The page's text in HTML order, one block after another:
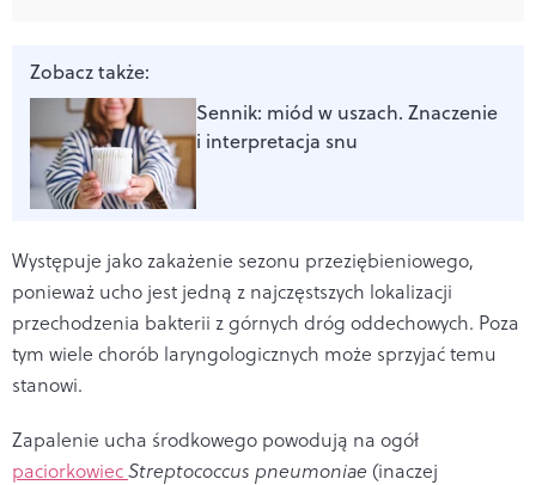
Zobacz także:
Sennik: miód w uszach. Znaczenie
i interpretacja snu
Występuje jako zakażenie sezonu przeziębieniowego,
ponieważ ucho jest jedną z najczęstszych lokalizacji
przechodzenia bakterii z górnych dróg oddechowych. Poza
tym wiele chorób laryngologicznych może sprzyjać temu
stanowi.
Zapalenie ucha środkowego powodują na ogół
paciorkowiecStreptococcus pneumoniae (inaczej